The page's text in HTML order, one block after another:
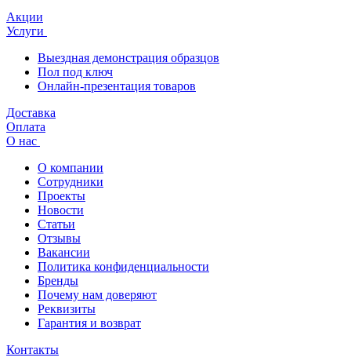
Акции
Услуги
Выездная демонстрация образцов
Пол под ключ
Онлайн-презентация товаров
Доставка
Оплата
О нас
О компании
Сотрудники
Проекты
Новости
Статьи
Отзывы
Вакансии
Политика конфиденциальности
Бренды
Почему нам доверяют
Реквизиты
Гарантия и возврат
Контакты